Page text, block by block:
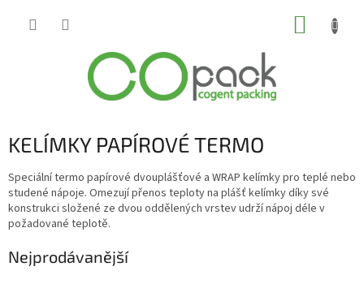
KELÍMKY PAPÍROVÉ TERMO
Speciální termo papírové dvouplášťové a WRAP kelímky pro teplé nebo
studené nápoje. Omezují přenos teploty na plášť kelímky díky své
konstrukci složené ze dvou oddělených vrstev udrží nápoj déle v
požadované teplotě.
Nejprodávanější